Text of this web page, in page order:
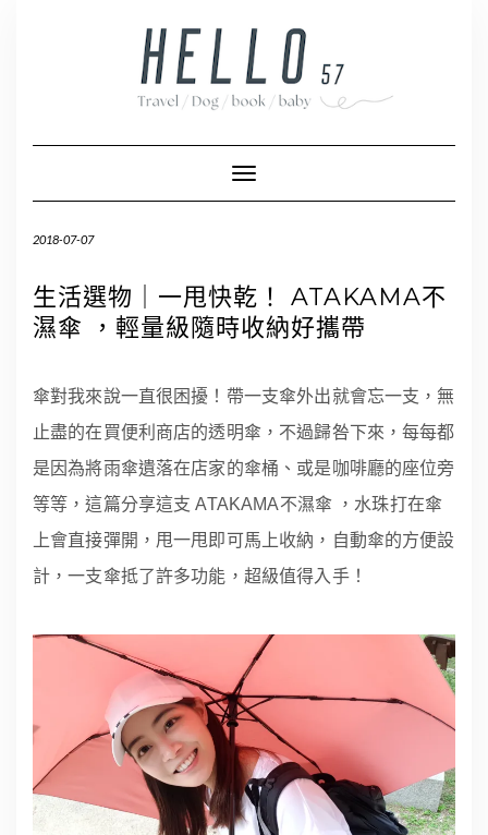
Toggle Navigation
2018-07-07
生活選物｜一甩快乾！ ATAKAMA不
濕傘 ，輕量級隨時收納好攜帶
傘對我來說一直很困擾！帶一支傘外出就會忘一支，無
止盡的在買便利商店的透明傘，不過歸咎下來，每每都
是因為將雨傘遺落在店家的傘桶、或是咖啡廳的座位旁
等等，這篇分享這支 ATAKAMA不濕傘 ，水珠打在傘
上會直接彈開，甩一甩即可馬上收納，自動傘的方便設
計，一支傘抵了許多功能，超級值得入手！